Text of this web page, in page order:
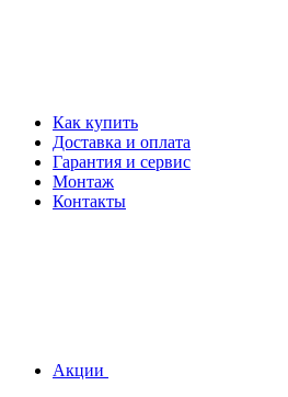
Как купить
Доставка и оплата
Гарантия и сервис
Монтаж
Контакты
Акции